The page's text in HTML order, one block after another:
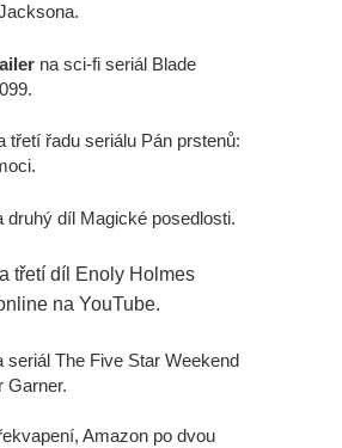
na sci-fi seriál Blade
třetí řadu seriálu Pán prstenů:
druhý díl Magické posedlosti.
třetí díl Enoly Holmes
na YouTube.
seriál The Five Star Weekend
Garner.
Amazon po dvou